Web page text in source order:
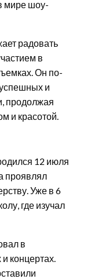
мире шоу-
радовать
в
Он по-
и
продолжая
и красотой.
12 июля
проявлял
Уже в 6
где изучал
в
концертах.